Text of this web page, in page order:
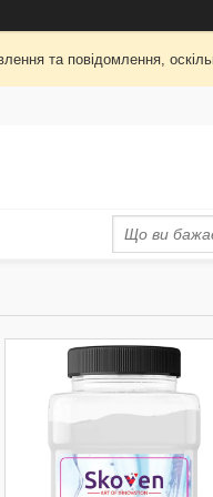
та повідомлення,